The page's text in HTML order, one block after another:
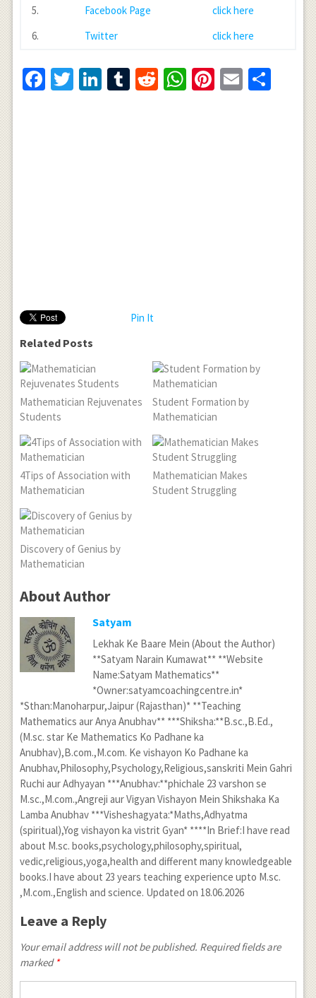
5. Facebook Page
click here
6.
Twitter click here
Facebook
Twitter
LinkedIn
Tumblr
RedditWhatsApp
Pinterest
Email
Pin It
Related Posts
Mathematician Rejuvenates
Students
Student Formation by
Mathematician
4Tips of Association with
Mathematician
Mathematician Makes
Student Struggling
Discovery of Genius by
Mathematician
About Author
Satyam
Lekhak Ke Baare Mein (About the Author)
**Satyam Narain Kumawat** **Website
Name:Satyam Mathematics**
*Owner:satyamcoachingcentre.in*
*Sthan:Manoharpur,Jaipur (Rajasthan)* **Teaching
Mathematics aur Anya Anubhav** ***Shiksha:**B.sc.,B.Ed.,
(M.sc. star Ke Mathematics Ko Padhane ka
Anubhav),B.com.,M.com. Ke vishayon Ko Padhane ka
Anubhav,Philosophy,Psychology,Religious,sanskriti Mein Gahri
Ruchi aur Adhyayan ***Anubhav:**phichale 23 varshon se
M.sc.,M.com.,Angreji aur Vigyan Vishayon Mein Shikshaka Ka
Lamba Anubhav ***Visheshagyata:*Maths,Adhyatma
(spiritual),Yog vishayon ka vistrit Gyan* ****In Brief:I have read
about M.sc. books,psychology,philosophy,spiritual,
vedic,religious,yoga,health and different many knowledgeable
books.I have about 23 years teaching experience upto M.sc.
,M.com.,English and science. Updated on 18.06.2026
Leave a Reply
Your email address will not be published. Required fields are
marked *